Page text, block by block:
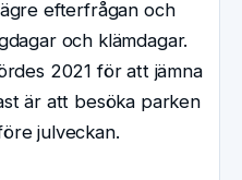
efterfrågan och
och klämdagar.
2021 för att jämna
är att besöka parken
julveckan.